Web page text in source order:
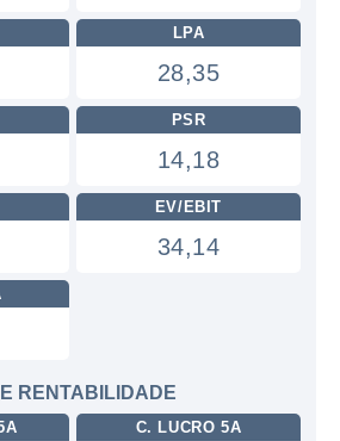
LPA
28,35
PSR
14,18
EV/EBIT
34,14
RENTABILIDADE
C. LUCRO 5A